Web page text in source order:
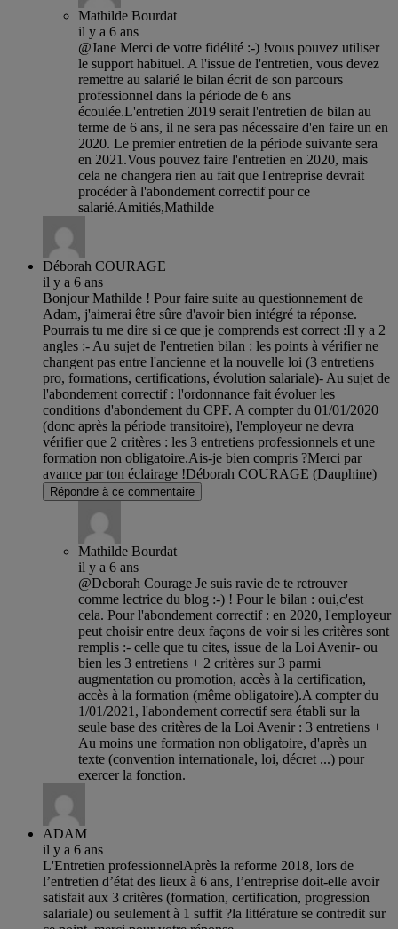
Mathilde Bourdat
il y a 6 ans
@Jane Merci de votre fidélité :-) !vous pouvez utiliser
le support habituel. A l'issue de l'entretien, vous devez
remettre au salarié le bilan écrit de son parcours
professionnel dans la période de 6 ans
écoulée.L'entretien 2019 serait l'entretien de bilan au
terme de 6 ans, il ne sera pas nécessaire d'en faire un en
2020. Le premier entretien de la période suivante sera
en 2021.Vous pouvez faire l'entretien en 2020, mais
cela ne changera rien au fait que l'entreprise devrait
procéder à l'abondement correctif pour ce
salarié.Amitiés,Mathilde
Déborah COURAGE
il y a 6 ans
Bonjour Mathilde ! Pour faire suite au questionnement de
Adam, j'aimerai être sûre d'avoir bien intégré ta réponse.
Pourrais tu me dire si ce que je comprends est correct :Il y a 2
angles :- Au sujet de l'entretien bilan : les points à vérifier ne
changent pas entre l'ancienne et la nouvelle loi (3 entretiens
pro, formations, certifications, évolution salariale)- Au sujet de
l'abondement correctif : l'ordonnance fait évoluer les
conditions d'abondement du CPF. A compter du 01/01/2020
(donc après la période transitoire), l'employeur ne devra
vérifier que 2 critères : les 3 entretiens professionnels et une
formation non obligatoire.Ais-je bien compris ?Merci par
avance par ton éclairage !Déborah COURAGE (Dauphine)
Répondre à ce commentaire
Mathilde Bourdat
il y a 6 ans
@Deborah Courage Je suis ravie de te retrouver
comme lectrice du blog :-) ! Pour le bilan : oui,c'est
cela. Pour l'abondement correctif : en 2020, l'employeur
peut choisir entre deux façons de voir si les critères sont
remplis :- celle que tu cites, issue de la Loi Avenir- ou
bien les 3 entretiens + 2 critères sur 3 parmi
augmentation ou promotion, accès à la certification,
accès à la formation (même obligatoire).A compter du
1/01/2021, l'abondement correctif sera établi sur la
seule base des critères de la Loi Avenir : 3 entretiens +
Au moins une formation non obligatoire, d'après un
texte (convention internationale, loi, décret ...) pour
exercer la fonction.
ADAM
il y a 6 ans
L'Entretien professionnelAprès la reforme 2018, lors de
l’entretien d’état des lieux à 6 ans, l’entreprise doit-elle avoir
satisfait aux 3 critères (formation, certification, progression
salariale) ou seulement à 1 suffit ?la littérature se contredit sur